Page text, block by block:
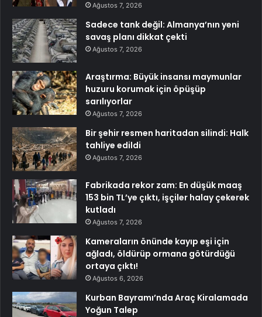
Ağustos 7, 2026
Sadece tank değil: Almanya’nın yeni
savaş planı dikkat çekti
Ağustos 7, 2026
Araştırma: Büyük insansı maymunlar
huzuru korumak için öpüşüp
sarılıyorlar
Ağustos 7, 2026
Bir şehir resmen haritadan silindi: Halk
tahliye edildi
Ağustos 7, 2026
Fabrikada rekor zam: En düşük maaş
153 bin TL’ye çıktı, işçiler halay çekerek
kutladı
Ağustos 7, 2026
Kameraların önünde kayıp eşi için
ağladı, öldürüp ormana götürdüğü
ortaya çıktı!
Ağustos 6, 2026
Kurban Bayramı’nda Araç Kiralamada
Yoğun Talep